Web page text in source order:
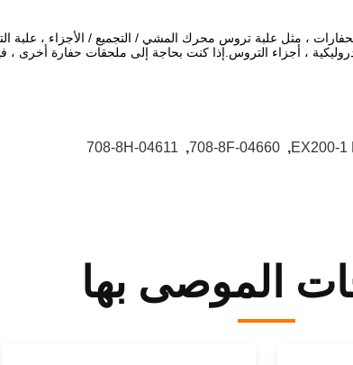
، مثل علبة تروس محرك المشي / التجميع / الأجزاء ، علبة
، أجزاء التروس.إذا كنت بحاجة إلى ملحقات حفارة أخرى ،
EX200-1
,
708-8F-04660
,
708-8H-04611
الموصى بها